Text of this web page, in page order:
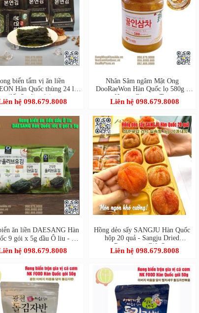
biển tẩm vị ăn liền
Hàn Quốc thùng 24 lốc
(lốc 3 gói x 4g)
hệ 098.679.8008
Nhân Sâm ngâm Mật Ong
DooRaeWon Hàn Quốc lọ 580g -
Honey Ginseng Tea
Liên hệ 098.679.8008
ăn liền DAESANG Hàn
9 gói x 5g dầu Ô liu - 청
원 올리브유 재래김
hệ 098.679.8008
Hồng dẻo sấy SANGJU Hàn Quốc
hộp 20 quả - Sangju Dried
Persimmon Gift Set
Liên hệ 098.679.8008